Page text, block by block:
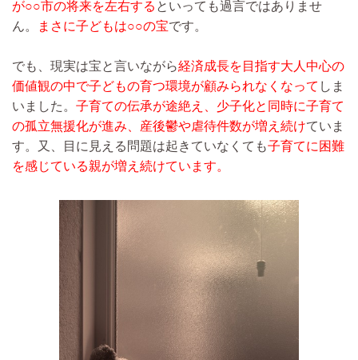
が○○市の将来を左右する といっても過言ではありませ
ん。
まさに子どもは○○の宝です。
でも、現実は宝と言いながら経済成長を目指す大人中心の
価値観の中で子どもの育つ環境が顧みられなくなって しま
いました。 子育ての伝承が途絶え、少子化と同時に子育て
の孤立無援化が進み、産後鬱や虐待件数が増え続けていま
す。又、目に見える問題は起きていなくても子育てに困難
を感じている親が増え続けています。